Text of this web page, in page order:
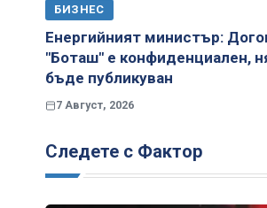
БИЗНЕС
Енергийният министър:
"Боташ" е конфиденциален,
бъде публикуван
7 Август, 2026
Следете с Фактор